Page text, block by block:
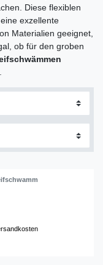
Diese flexiblen
exzellente
Materialien geeignet,
ob für den groben